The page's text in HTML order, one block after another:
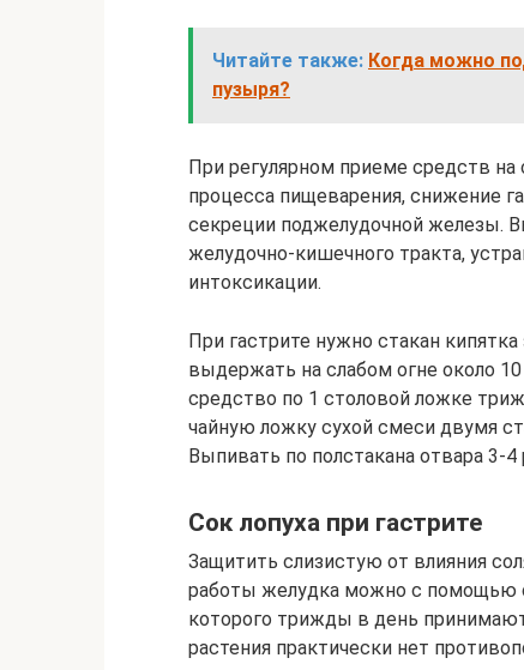
Читайте также: Когда можно
пузыря?
При регулярном приеме средств
процесса пищеварения, снижение
секреции поджелудочной железы.
желудочно-кишечного тракта,
интоксикации.
При гастрите нужно стакан
выдержать на слабом огне около
средство по 1 столовой ложке
чайную ложку сухой смеси двумя
Выпивать по полстакана отвара 3-4
Сок лопуха при гастрите
Защитить слизистую от влияния
работы желудка можно с помощью
которого трижды в день
растения практически нет